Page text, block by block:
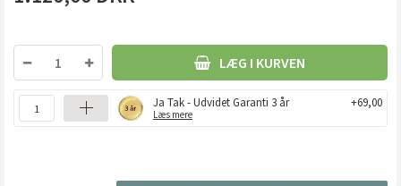
LÆG I KURVEN
Ja Tak - Udvidet Garanti 3 år
Læs mere
+69,00